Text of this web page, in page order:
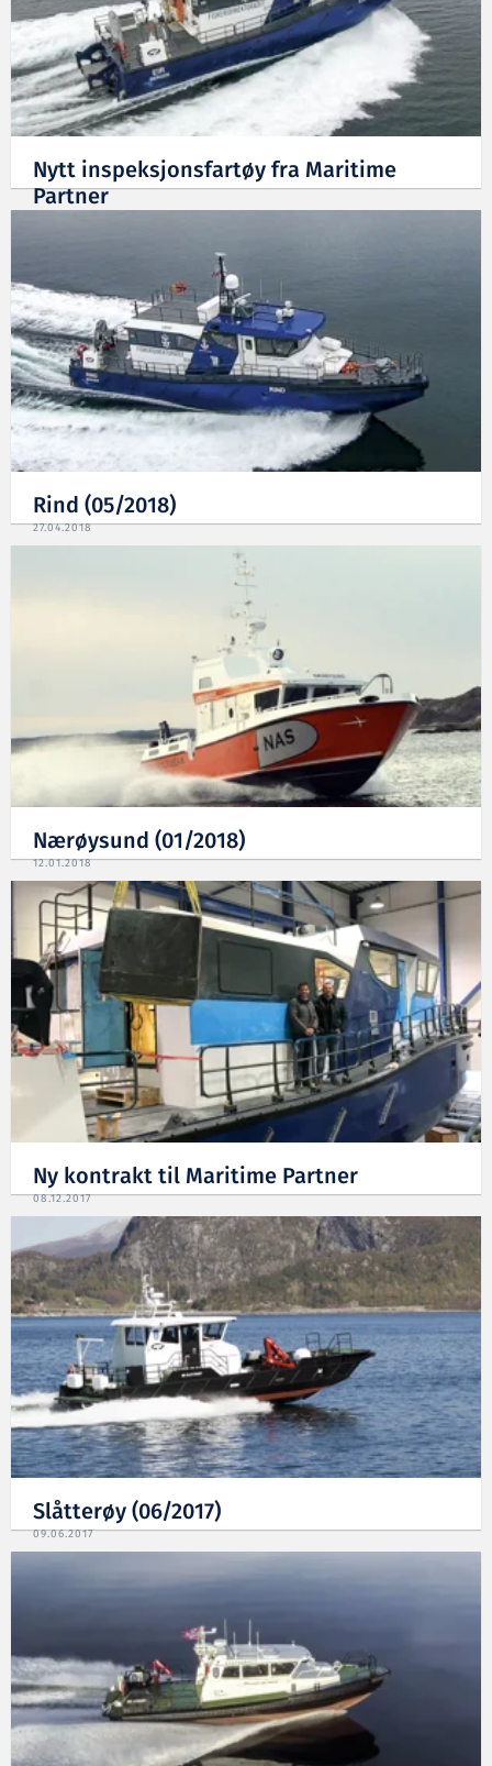
Nytt inspeksjonsfartøy fra Maritime
Partner
Rind (05/2018)
27.04.2018
Nærøysund (01/2018)
12.01.2018
Ny kontrakt til Maritime Partner
08.12.2017
Slåtterøy (06/2017)
09.06.2017